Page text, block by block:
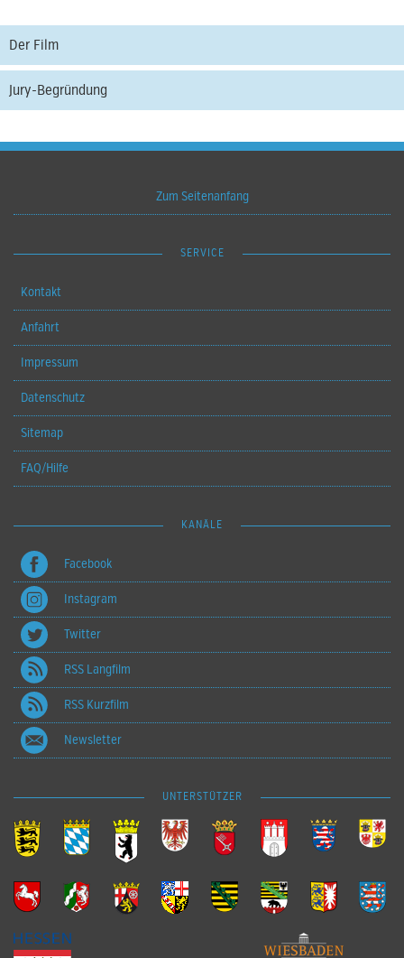
Der Film
Jury-Begründung
Zum Seitenanfang
SERVICE
Kontakt
Anfahrt
Impressum
Datenschutz
Sitemap
FAQ/Hilfe
KANÄLE
Facebook
Instagram
Twitter
RSS Langfilm
RSS Kurzfilm
Newsletter
UNTERSTÜTZER